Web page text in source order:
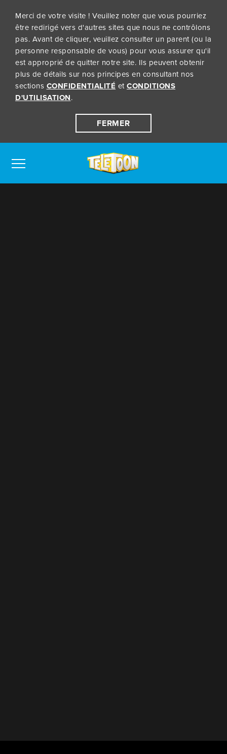
Merci de votre visite ! Veuillez noter que vous pourriez
être redirigé vers d'autres sites que nous ne contrôlons
pas. Avant de cliquer, veuillez consulter un parent (ou la
personne responsable de vous) pour vous assurer qu'il
est approprié de quitter notre site. Ils peuvent obtenir
plus de détails sur nos principes en consultant nos
sections CONFIDENTIALITÉ etCONDITIONS
D'UTILISATION.